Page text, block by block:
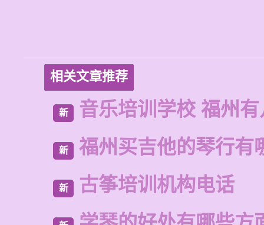
相关文章推荐
新 音乐培训学校 福州
新 福州买吉他的琴行有
新 古筝培训机构电话